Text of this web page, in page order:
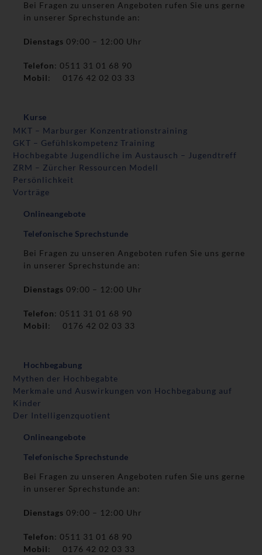
Bei Fragen zu unseren Angeboten rufen Sie uns gerne
in unserer Sprechstunde an:
Dienstags09:00 – 12:00 Uhr
Telefon: 0511 31 01 68 90
Mobil: 0176 42 02 03 33
Kurse
MKT – Marburger Konzentrationstraining
GKT – Gefühlskompetenz Training
Hochbegabte Jugendliche im Austausch – Jugendtreff
ZRM – Zürcher Ressourcen Modell
Persönlichkeit
Vorträge
Onlineangebote
Telefonische Sprechstunde
Bei Fragen zu unseren Angeboten rufen Sie uns gerne
in unserer Sprechstunde an:
Dienstags09:00 – 12:00 Uhr
Telefon: 0511 31 01 68 90
Mobil: 0176 42 02 03 33
Hochbegabung
Mythen der Hochbegabte
Merkmale und Auswirkungen von Hochbegabung auf
Kinder
Der Intelligenzquotient
Onlineangebote
Telefonische Sprechstunde
Bei Fragen zu unseren Angeboten rufen Sie uns gerne
in unserer Sprechstunde an:
Dienstags09:00 – 12:00 Uhr
Telefon: 0511 31 01 68 90
Mobil: 0176 42 02 03 33